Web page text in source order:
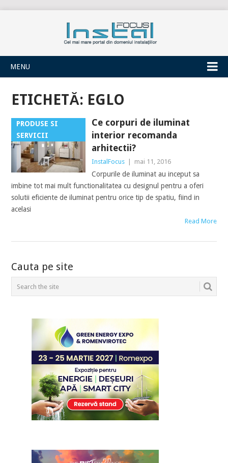
INSTALFOCUS
MENU
ETICHETĂ: EGLO
PRODUSE SI
SERVICII
Ce corpuri de iluminat
interior recomanda
arhitectii?
InstalFocus mai 11, 2016
Corpurile de iluminat au inceput sa
imbine tot mai mult functionalitatea cu designul pentru a oferi
solutii eficiente de iluminat pentru orice tip de spatiu, fiind in
acelasi
Read More
POSTS
NAVIGATION
Cauta pe site